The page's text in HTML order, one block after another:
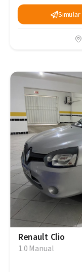
Simular
Renault Clio
1.0 Manual